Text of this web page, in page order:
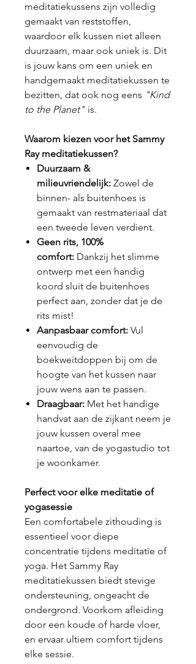
meditatiekussens zijn volledig
gemaakt van reststoffen,
waardoor elk kussen niet alleen
duurzaam, maar ook uniek is. Dit
is jouw kans om een uniek en
handgemaakt meditatiekussen te
bezitten, dat ook nog eens "Kind
to the Planet" is.
Waarom kiezen voor het Sammy
Ray meditatiekussen?
Duurzaam &
milieuvriendelijk: Zowel de
binnen- als buitenhoes is
gemaakt van restmateriaal dat
een tweede leven verdient.
Geen rits, 100%
comfort: Dankzij het slimme
ontwerp met een handig
koord sluit de buitenhoes
perfect aan, zonder dat je de
rits mist!
Aanpasbaar comfort: Vul
eenvoudig de
boekweitdoppen bij om de
hoogte van het kussen naar
jouw wens aan te passen.
Draagbaar: Met het handige
handvat aan de zijkant neem je
jouw kussen overal mee
naartoe, van de yogastudio tot
je woonkamer.
Perfect voor elke meditatie of
yogasessie
Een comfortabele zithouding is
essentieel voor diepe
concentratie tijdens meditatie of
yoga. Het Sammy Ray
meditatiekussen biedt stevige
ondersteuning, ongeacht de
ondergrond. Voorkom afleiding
door een koude of harde vloer,
en ervaar ultiem comfort tijdens
elke sessie.